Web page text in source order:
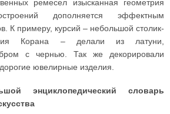
ремесел изысканная геометрия
дополняется эффектным
К примеру, курсий – небольшой столик-
Корана – делали из латуни,
с чернью. Так же декорировали
ювелирные изделия.
энциклопедический словарь